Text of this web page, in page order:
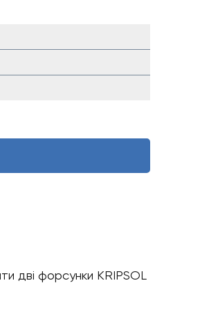
дві форсунки KRIPSOL